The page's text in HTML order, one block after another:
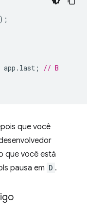
app . last ;
// B
que você
que você está
pausa em D .